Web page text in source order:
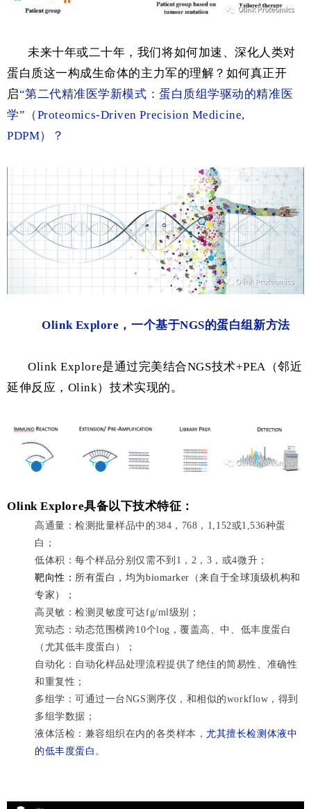
未来十年或二十年，我们将如何加速、深化人类对
蛋白质这一构成生命体的主力军的理解？如何真正开
启“第二代精准医学新模式：蛋白质组学驱动的精准医
学”（Proteomics-Driven Precision Medicine,
PDPM）？
Olink Explore，一个基于NGS的蛋白组新方法
Olink Explore是通过完美结合NGS技术+PEA（邻近
延伸反应，Olink）技术实现的。
Olink Explore具备以下技术特征：
高通量：检测批量样品中的384，768，1,152或1,536种蛋
白；
低体积：每个样品分别仅需不到1，2，3，或4微升；
靶向性： 所有蛋白，均为biomarker（来自于全球顶级机构和
专家）；
高灵敏：检测灵敏度可达fg/ml级别；
宽动态 ：动态范围横跨10个log，覆盖高、中、低丰度蛋白
（尤其低丰度蛋白）；
自动化：自动化样品处理流程提供了绝佳的简易性、准确性
和重复性；
多组学：可通过一台NGS测序仪，和相似的workflow，得到
多组学数据；
液体活检：兼容组织在内的各类样本，尤其擅长检测体液中
的低丰度蛋白 。